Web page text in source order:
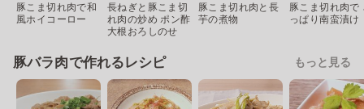
豚こま切れ肉で和
風ホイコーロー
長ねぎと豚こま切
れ肉の炒め ポン酢
大根おろしのせ
豚こま切れ肉と長
芋の煮物
豚こま切れ肉で
っぱり南蛮漬け
豚バラ肉で作れるレシピ もっと見る